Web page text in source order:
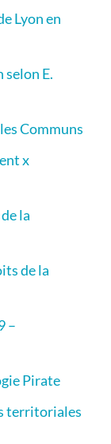
Lyon en
selon E.
Communs
x
la
de la
–
Pirate
territoriales